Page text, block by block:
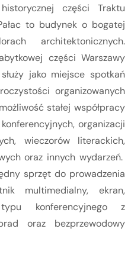
części Traktu
to budynek o bogatej
architektonicznych.
części Warszawy
jako miejsce spotkań
organizowanych
stałej współpracy
organizacji
wieczorów literackich,
oraz innych wydarzeń.
sprzęt do prowadzenia
multimedialny, ekran,
konferencyjnego z
oraz bezprzewodowy